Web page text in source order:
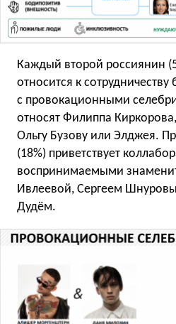
Каждый второй россиянин
относится к сотрудничеству
с провокационными
относят Филиппа
Ольгу Бузову или Элджея.
(18%) приветствует
воспринимаемыми
Ивлеевой, Сергеем
Дудём.